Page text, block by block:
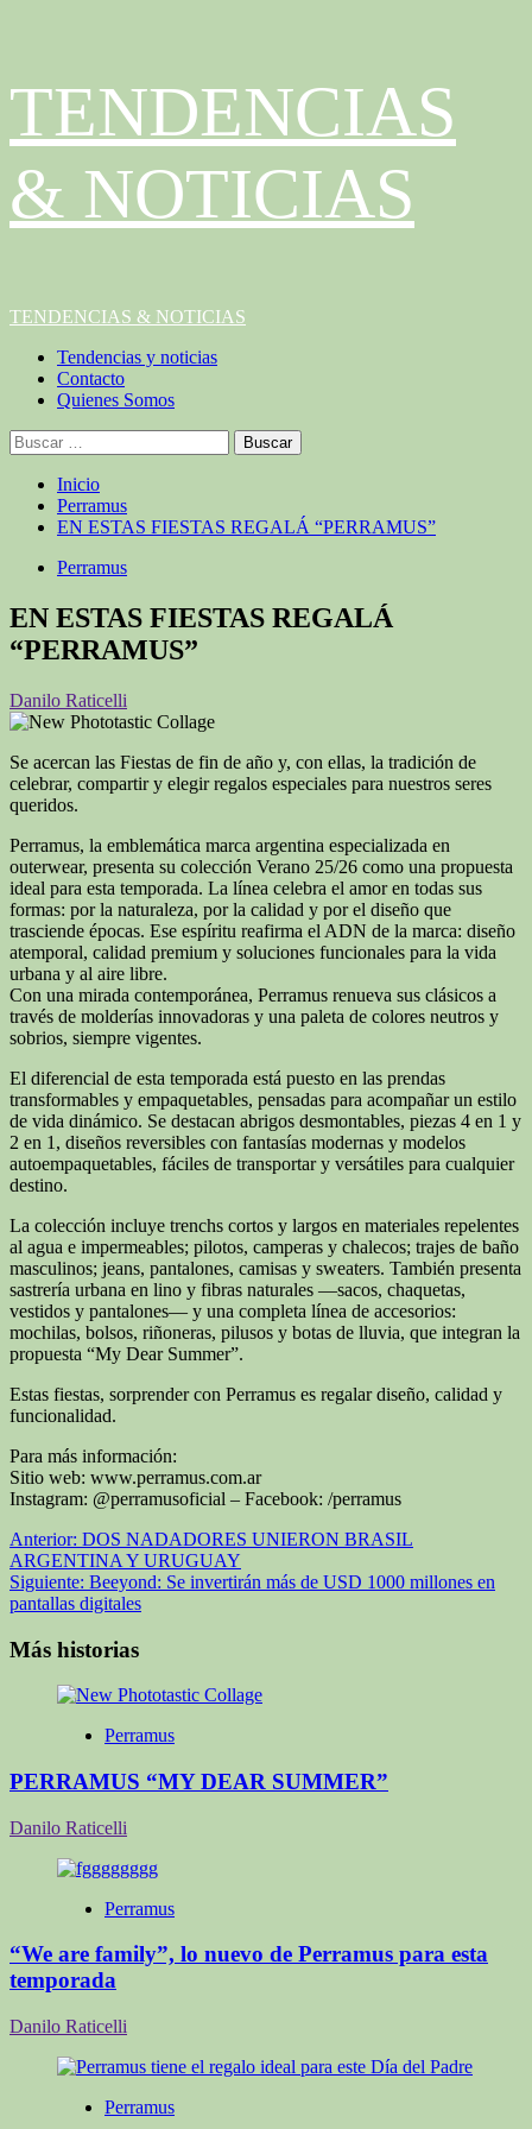
al
contenido
TENDENCIAS
& NOTICIAS
Menú
TENDENCIAS & NOTICIAS
Tendencias y noticias
Contacto
Quienes Somos
Buscar:
Inicio
Perramus
EN ESTAS FIESTAS REGALÁ “PERRAMUS”
Perramus
EN ESTAS FIESTAS REGALÁ
“PERRAMUS”
Danilo Raticelli
Se acercan las Fiestas de fin de año y, con ellas, la tradición de
celebrar, compartir y elegir regalos especiales para nuestros seres
queridos.
Perramus, la emblemática marca argentina especializada en
outerwear, presenta su colección Verano 25/26 como una propuesta
ideal para esta temporada. La línea celebra el amor en todas sus
formas: por la naturaleza, por la calidad y por el diseño que
trasciende épocas. Ese espíritu reafirma el ADN de la marca: diseño
atemporal, calidad premium y soluciones funcionales para la vida
urbana y al aire libre.
Con una mirada contemporánea, Perramus renueva sus clásicos a
través de molderías innovadoras y una paleta de colores neutros y
sobrios, siempre vigentes.
El diferencial de esta temporada está puesto en las prendas
transformables y empaquetables, pensadas para acompañar un estilo
de vida dinámico. Se destacan abrigos desmontables, piezas 4 en 1 y
2 en 1, diseños reversibles con fantasías modernas y modelos
autoempaquetables, fáciles de transportar y versátiles para cualquier
destino.
La colección incluye trenchs cortos y largos en materiales repelentes
al agua e impermeables; pilotos, camperas y chalecos; trajes de baño
masculinos; jeans, pantalones, camisas y sweaters. También presenta
sastrería urbana en lino y fibras naturales —sacos, chaquetas,
vestidos y pantalones— y una completa línea de accesorios:
mochilas, bolsos, riñoneras, pilusos y botas de lluvia, que integran la
propuesta “My Dear Summer”.
Estas fiestas, sorprender con Perramus es regalar diseño, calidad y
funcionalidad.
Para más información:
Sitio web: www.perramus.com.ar
Instagram: @perramusoficial – Facebook: /perramus
Navegación
de
entradas
Anterior: DOS NADADORES UNIERON BRASIL
ARGENTINA Y URUGUAY
Siguiente: Beeyond: Se invertirán más de USD 1000 millones en
pantallas digitales
Más historias
Perramus
PERRAMUS “MY DEAR SUMMER”
Danilo Raticelli
Perramus
“We are family”, lo nuevo de Perramus para esta
temporada
Danilo Raticelli
Perramus